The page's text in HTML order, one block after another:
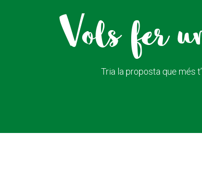
Vols fer
Tria la proposta que més